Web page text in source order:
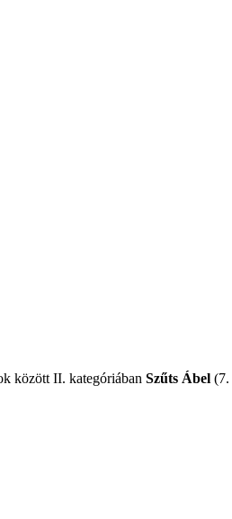
között II. kategóriában Szűts Ábel(7.